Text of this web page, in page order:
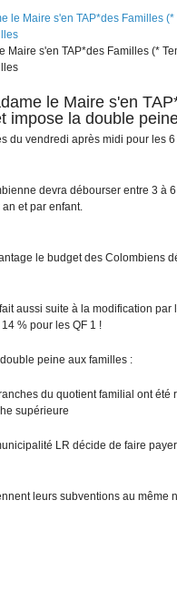
Maire s'en TAP*des Familles (*
le Maire s'en
impose la double
du vendredi après midi pour les
devra débourser entre 3 à
et par enfant.
le budget des Colombiens
aussi suite à la modification
% pour les QF 1 !
peine aux familles :
du quotient familial ont
supérieure
LR décide de faire
leurs subventions au même